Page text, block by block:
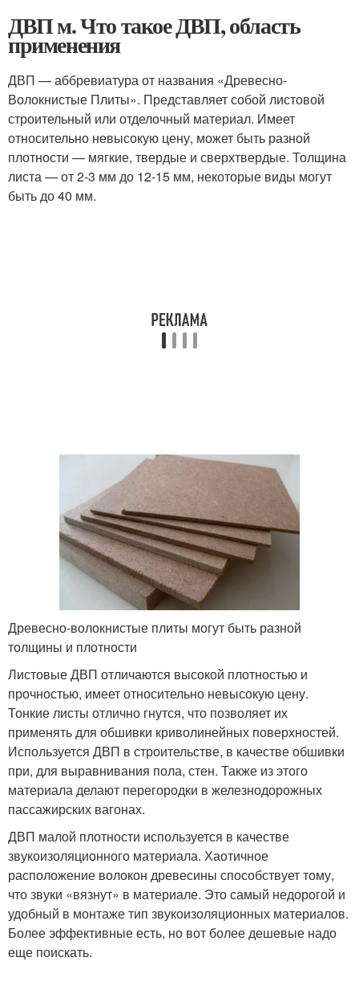
ДВП м. Что такое ДВП, область
применения
ДВП — аббревиатура от названия «Древесно-
Волокнистые Плиты». Представляет собой листовой
строительный или отделочный материал. Имеет
относительно невысокую цену, может быть разной
плотности — мягкие, твердые и сверхтвердые. Толщина
листа — от 2-3 мм до 12-15 мм, некоторые виды могут
быть до 40 мм.
Древесно-волокнистые плиты могут быть разной
толщины и плотности
Листовые ДВП отличаются высокой плотностью и
прочностью, имеет относительно невысокую цену.
Тонкие листы отлично гнутся, что позволяет их
применять для обшивки криволинейных поверхностей.
Используется ДВП в строительстве, в качестве обшивки
при, для выравнивания пола, стен. Также из этого
материала делают перегородки в железнодорожных
пассажирских вагонах.
ДВП малой плотности используется в качестве
звукоизоляционного материала. Хаотичное
расположение волокон древесины способствует тому,
что звуки «вязнут» в материале. Это самый недорогой и
удобный в монтаже тип звукоизоляционных материалов.
Более эффективные есть, но вот более дешевые надо
еще поискать.